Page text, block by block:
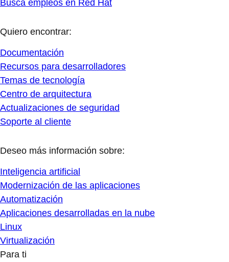
Busca empleos en Red Hat
Quiero encontrar:
Documentación
Recursos para desarrolladores
Temas de tecnología
Centro de arquitectura
Actualizaciones de seguridad
Soporte al cliente
Deseo más información sobre:
Inteligencia artificial
Modernización de las aplicaciones
Automatización
Aplicaciones desarrolladas en la nube
Linux
Virtualización
Para ti